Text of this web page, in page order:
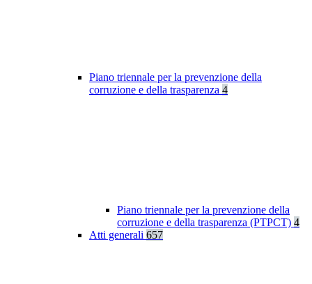
Piano triennale per la prevenzione della
corruzione e della trasparenza 4
Piano triennale per la prevenzione della
corruzione e della trasparenza (PTPCT) 4
Atti generali 657